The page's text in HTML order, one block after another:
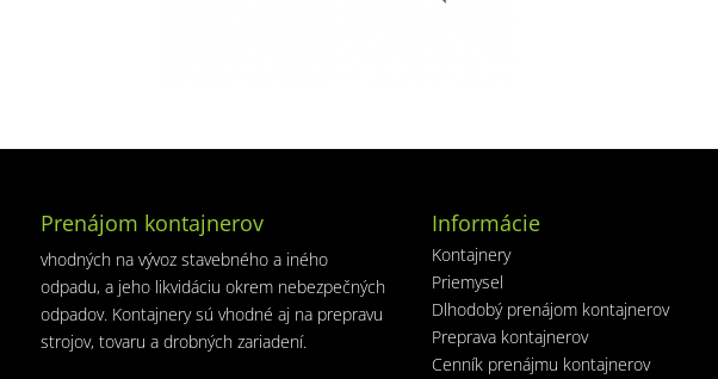
Prenájom kontajnerov
vhodných na vývoz stavebného a iného
odpadu, a jeho likvidáciu okrem nebezpečných
odpadov. Kontajnery sú vhodné aj na prepravu
strojov, tovaru a drobných zariadení.
Informácie
Kontajnery
Priemysel
Dlhodobý prenájom kontajnerov
Preprava kontajnerov
Cenník prenájmu kontajnerov